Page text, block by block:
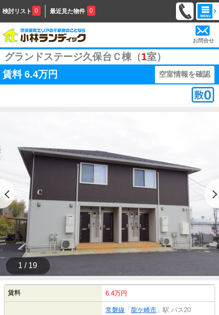
検討リスト 0 最近見た物件 0
お問合せ
グランドステージ久保台Ｃ棟（1室）
賃料 6.4万円 空室情報を確認
1 / 19
賃料 6.4万円
常磐線 「 龍ケ崎市 」駅 バス20